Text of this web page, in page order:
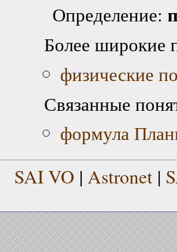
Определение:
Более широкие
физические
Связанные
формула
SAI VO | Astronet |